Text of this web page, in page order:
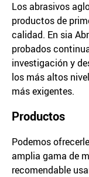
Los abrasivos
productos de
calidad. En sia
probados
investigación y
los más altos
más exigentes.
Productos
Podemos
amplia gama de
recomendable